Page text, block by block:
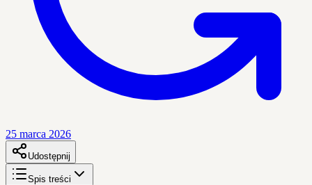
25 marca 2026
Udostępnij
Spis treści